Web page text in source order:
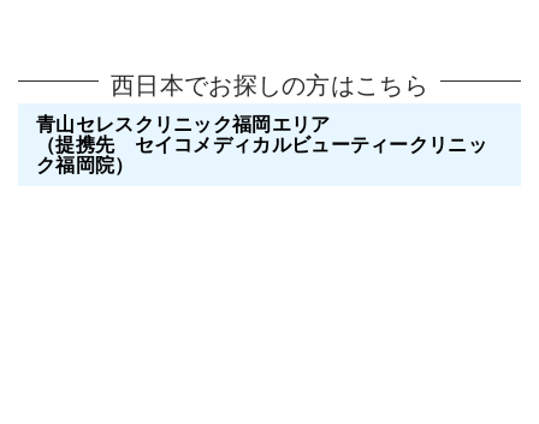
西日本でお探しの方はこちら
青山セレスクリニック福岡エリア
（提携先 セイコメディカルビューティークリニッ
ク福岡院）